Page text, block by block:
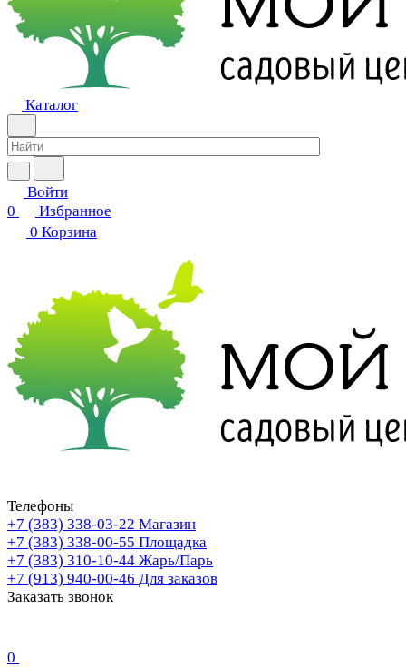
Каталог
Войти
0
Избранное
0 Корзина
Телефоны
+7 (383) 338-03-22 Магазин
+7 (383) 338-00-55 Площадка
+7 (383) 310-10-44 Жарь/Парь
+7 (913) 940-00-46 Для заказов
Заказать звонок
0